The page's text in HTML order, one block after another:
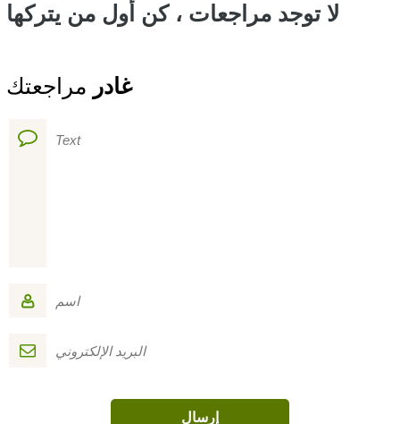
لا توجد مراجعات ، كن أول من يتركها
غادر مراجعتك